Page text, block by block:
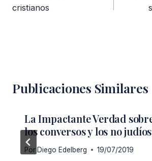
cristianos
Publicaciones Similares
La Impactante Verdad
los conversos y los no judíos
Por Diego Edelberg 19/07/2019